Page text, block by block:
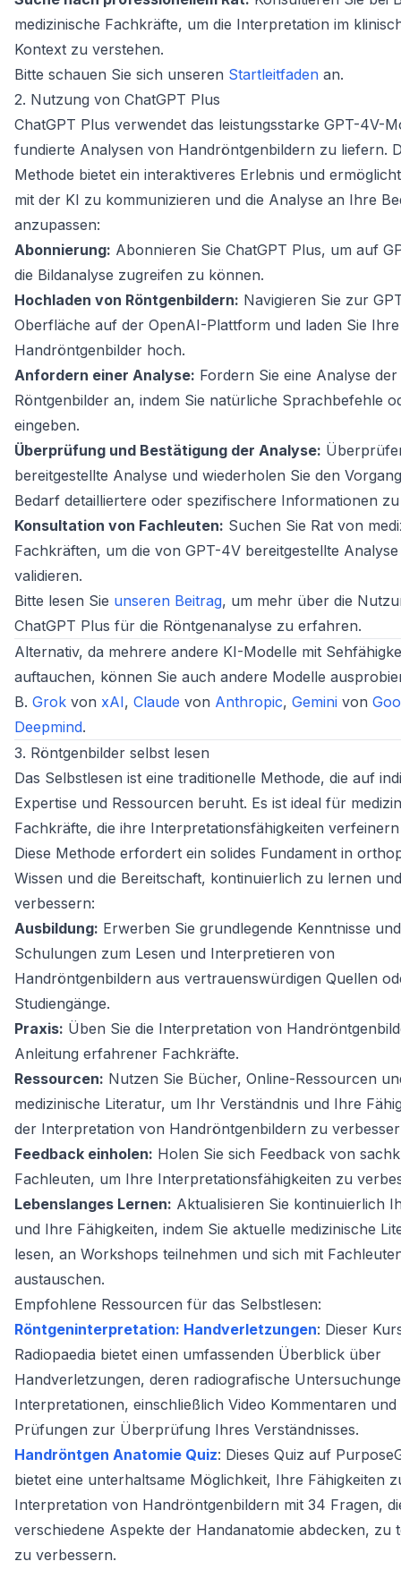
medizinische Fachkräfte, um die Interpretation im
Kontext zu verstehen.
Bitte schauen Sie sich unseren Startleitfaden an.
2. Nutzung von ChatGPT Plus
ChatGPT Plus verwendet das leistungsstarke GPT-4V-
fundierte Analysen von Handröntgenbildern zu liefern.
Methode bietet ein interaktiveres Erlebnis und
mit der KI zu kommunizieren und die Analyse an Ihre
anzupassen:
Abonnierung: Abonnieren Sie ChatGPT Plus, um auf
die Bildanalyse zugreifen zu können.
Hochladen von Röntgenbildern: Navigieren Sie zur
Oberfläche auf der OpenAI-Plattform und laden Sie Ihre
Handröntgenbilder hoch.
Anfordern einer Analyse: Fordern Sie eine Analyse der
Röntgenbilder an, indem Sie natürliche Sprachbefehle
eingeben.
Überprüfung und Bestätigung der Analyse:
bereitgestellte Analyse und wiederholen Sie den
Bedarf detailliertere oder spezifischere Informationen
Konsultation von Fachleuten: Suchen Sie Rat von
Fachkräften, um die von GPT-4V bereitgestellte
validieren.
Bitte lesen Sie unseren Beitrag, um mehr über die
ChatGPT Plus für die Röntgenanalyse zu erfahren.
Alternativ, da mehrere andere KI-Modelle mit
auftauchen, können Sie auch andere Modelle
B. Grok von xAI, Claude von Anthropic, Gemini von
Deepmind.
3. Röntgenbilder selbst lesen
Das Selbstlesen ist eine traditionelle Methode, die auf
Expertise und Ressourcen beruht. Es ist ideal für
Fachkräfte, die ihre Interpretationsfähigkeiten
Diese Methode erfordert ein solides Fundament in
Wissen und die Bereitschaft, kontinuierlich zu lernen
verbessern:
Ausbildung: Erwerben Sie grundlegende Kenntnisse und
Schulungen zum Lesen und Interpretieren von
Handröntgenbildern aus vertrauenswürdigen Quellen
Studiengänge.
Praxis: Üben Sie die Interpretation von
Anleitung erfahrener Fachkräfte.
Ressourcen: Nutzen Sie Bücher, Online-Ressourcen
medizinische Literatur, um Ihr Verständnis und Ihre
der Interpretation von Handröntgenbildern zu
Feedback einholen: Holen Sie sich Feedback von
Fachleuten, um Ihre Interpretationsfähigkeiten zu
Lebenslanges Lernen: Aktualisieren Sie kontinuierlich
und Ihre Fähigkeiten, indem Sie aktuelle medizinische
lesen, an Workshops teilnehmen und sich mit
austauschen.
Empfohlene Ressourcen für das Selbstlesen:
Röntgeninterpretation: Handverletzungen: Dieser
Radiopaedia bietet einen umfassenden Überblick über
Handverletzungen, deren radiografische
Interpretationen, einschließlich Video Kommentaren und
Prüfungen zur Überprüfung Ihres Verständnisses.
Handröntgen Anatomie Quiz: Dieses Quiz auf
bietet eine unterhaltsame Möglichkeit, Ihre Fähigkeiten
Interpretation von Handröntgenbildern mit 34 Fragen,
verschiedene Aspekte der Handanatomie abdecken, zu
zu verbessern.